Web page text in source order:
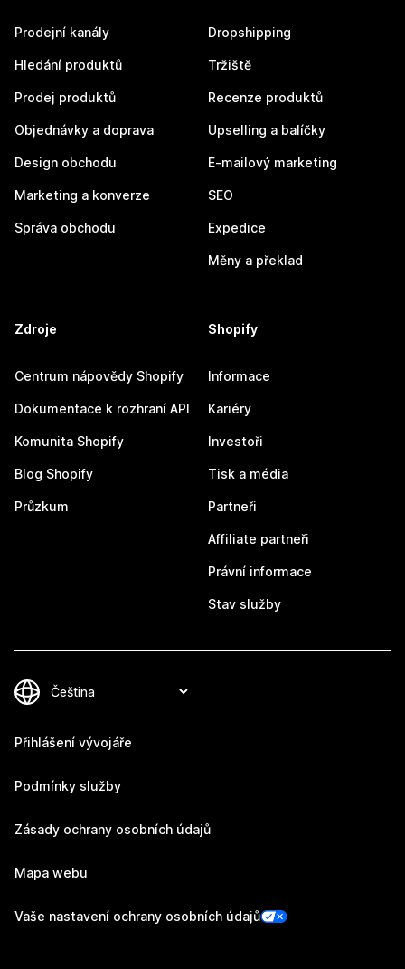
Prodejní kanály
Hledání produktů
Prodej produktů
Objednávky a doprava
Design obchodu
Marketing a konverze
Správa obchodu
Dropshipping
Tržiště
Recenze produktů
Upselling a balíčky
E-mailový marketing
SEO
Expedice
Měny a překlad
Zdroje
Centrum nápovědy Shopify
Dokumentace k rozhraní API
Komunita Shopify
Blog Shopify
Průzkum
Shopify
Informace
Kariéry
Investoři
Tisk a média
Partneři
Affiliate partneři
Právní informace
Stav služby
Přihlášení vývojáře
Podmínky služby
Zásady ochrany osobních údajů
Mapa webu
Vaše nastavení ochrany osobních údajů